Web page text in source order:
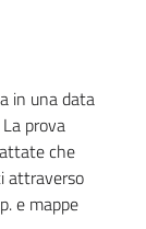
in una data
prova
che
attraverso
e mappe